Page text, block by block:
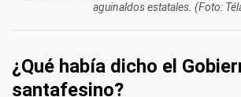
aguinaldos estatales. (Foto:
¿Qué había dicho el
santafesino?